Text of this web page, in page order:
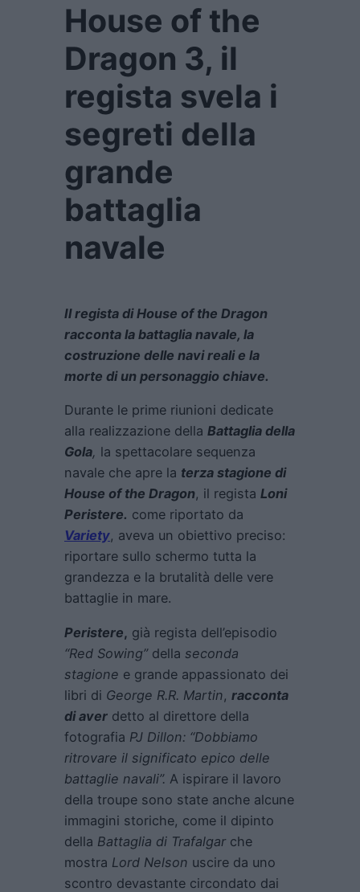
House of the
Dragon 3, il
regista svela i
segreti della
grande
battaglia
navale
Il regista di House of the Dragon
racconta la battaglia navale, la
costruzione delle navi reali e la
morte di un personaggio chiave.
Durante le prime riunioni dedicate
alla realizzazione della Battaglia della
Gola, la spettacolare sequenza
navale che apre la terza stagione di
House of the Dragon, il regista Loni
Peristere. come riportato da
Variety, aveva un obiettivo preciso:
riportare sullo schermo tutta la
grandezza e la brutalità delle vere
battaglie in mare.
Peristere, già regista dell’episodio
“Red Sowing”della seconda
stagione e grande appassionato dei
libri di George R.R. Martin, racconta
di aver detto al direttore della
fotografia PJ Dillon: “Dobbiamo
ritrovare il significato epico delle
battaglie navali”. A ispirare il lavoro
della troupe sono state anche alcune
immagini storiche, come il dipinto
della Battaglia di Trafalgarche
mostra Lord Nelson uscire da uno
scontro devastante circondato dai